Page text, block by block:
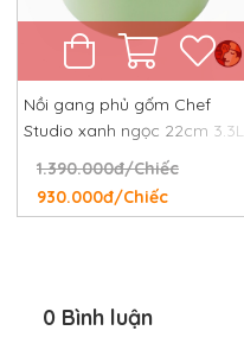
Nồi gang phủ gốm Chef
Studio xanh ngọc 22cm 3.3L
1.390.000đ/Chiếc
930.000đ/Chiếc
0 Bình luận